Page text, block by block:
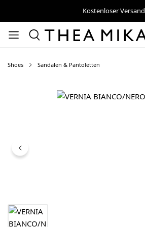
Kostenloser Versand
Shoes Sandalen & Pantoletten
Bildergalerie überspringen